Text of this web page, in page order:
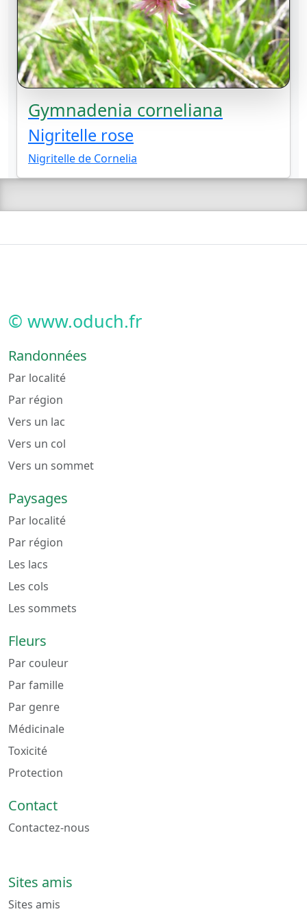
Gymnadenia corneliana
Nigritelle rose
Nigritelle de Cornelia
© www.oduch.fr
Randonnées
Par localité
Par région
Vers un lac
Vers un col
Vers un sommet
Paysages
Par localité
Par région
Les lacs
Les cols
Les sommets
Fleurs
Par couleur
Par famille
Par genre
Médicinale
Toxicité
Protection
Contact
Contactez-nous
Sites amis
Sites amis